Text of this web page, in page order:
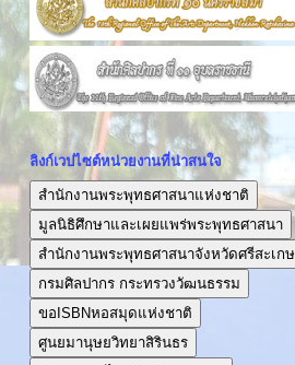
ลิงก์เวปไซต์หน่วยงานที่น่าสนใจ
สำนักงานพระพุทธศาสนาแห่งชาติ
มูลนิธิศึกษาและเผยแพร่พระพุทธศาสนา
สำนักงานพระพุทธศาสนาจังหวัดศรีสะเกษ
กรมศิลปากร กระทรวงวัฒนธรรม
ขอISBNหอสมุดแห่งชาติ
ศูนยมานุษยวิทยาสิรินธร